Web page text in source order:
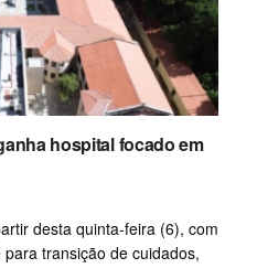
hospital focado em
desta quinta-feira (6), com
transição de cuidados,